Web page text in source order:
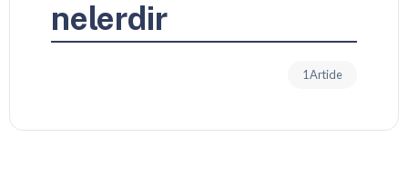
nelerdir
1 Article